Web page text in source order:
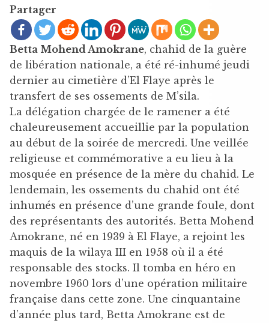
Partager
Betta Mohend Amokrane, chahid de la guère
de libération nationale, a été ré-inhumé jeudi
dernier au cimetière d’El Flaye après le
transfert de ses ossements de M’sila.
La délégation chargée de le ramener a été
chaleureusement accueillie par la population
au début de la soirée de mercredi. Une veillée
religieuse et commémorative a eu lieu à la
mosquée en présence de la mère du chahid. Le
lendemain, les ossements du chahid ont été
inhumés en présence d’une grande foule, dont
des représentants des autorités. Betta Mohend
Amokrane, né en 1939 à El Flaye, a rejoint les
maquis de la wilaya III en 1958 où il a été
responsable des stocks. Il tomba en héro en
novembre 1960 lors d’une opération militaire
française dans cette zone. Une cinquantaine
d’année plus tard, Betta Amokrane est de